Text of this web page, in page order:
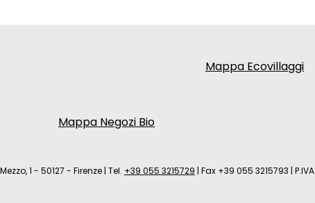
Mappa Negozi Bio
Mappa Ecovillaggi
1 - 50127 - Firenze | Tel. +39 055 3215729 | Fax +39 055 3215793 | P.IVA